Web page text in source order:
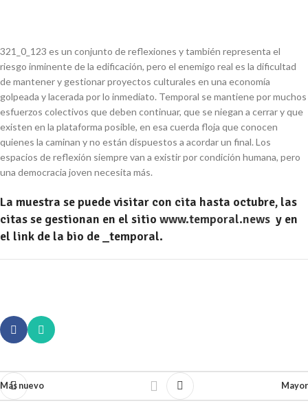
321_0_123 es un conjunto de reflexiones y también representa el
riesgo inminente de la edificación, pero el enemigo real es la dificultad
de mantener y gestionar proyectos culturales en una economía
golpeada y lacerada por lo inmediato. Temporal se mantiene por muchos
esfuerzos colectivos que deben continuar, que se niegan a cerrar y que
existen en la plataforma posible, en esa cuerda floja que conocen
quienes la caminan y no están dispuestos a acordar un final. Los
espacios de reflexión siempre van a existir por condición humana, pero
una democracia joven necesita más.
La muestra se puede visitar con cita hasta octubre, las
citas se gestionan en el sitio www.temporal.news y en
el link de la bio de _temporal.
Más nuevo Mayor